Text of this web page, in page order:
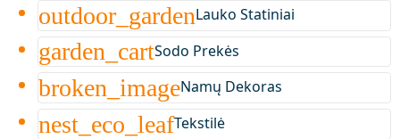
outdoor_gardenLauko Statiniai
garden_cartSodo Prekės
broken_imageNamų Dekoras
nest_eco_leafTekstilė